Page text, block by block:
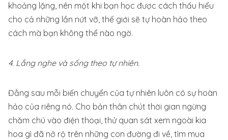
khoảng lặng, nên một khi bạn học được cách thấu hiểu
cho cả những lần nứt vỡ, thế giới sẽ tự hoàn hảo theo
cách mà bạn không thể nào ngờ.
4. Lắng nghe và sống theo tự nhiên.
Đằng sau mỗi biến chuyển của tự nhiên luôn có sự hoàn
hảo của riêng nó. Cho bản thân chút thời gian ngừng
chăm chú vào điện thoại, thử quan sát xem ngoài kia
hoa gì đã nở rộ trên những con đường đi về, tìm mua